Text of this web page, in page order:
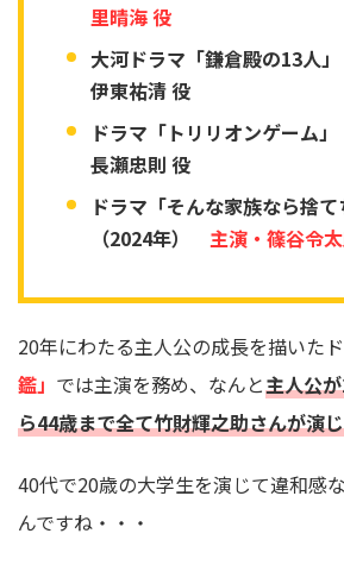
里晴海 役
大河ドラマ「鎌倉殿の13人
伊東祐清 役
ドラマ「トリリオンゲーム
長瀬忠則 役
ドラマ「そんな家族なら捨て
（2024年）
主演・篠谷令
20年にわたる主人公の成長を描いた
鑑」 では主演を務め、なんと主人公
ら44歳まで全て竹財輝之助さんが演
40代で20歳の大学生を演じて違和感
んですね・・・